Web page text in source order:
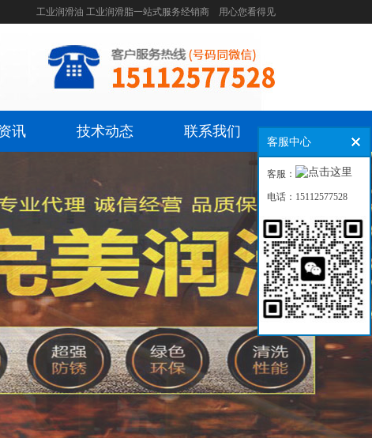
工业润滑油 工业润滑脂一站式服务经销商 用心您看得见
讯 技术动态 联系我们
客服中心
客服：
电话：15112577528